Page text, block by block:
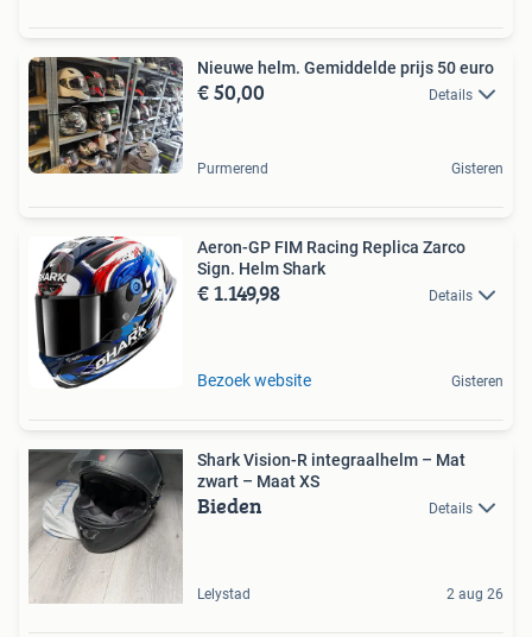
Nieuwe helm. Gemiddelde prijs 50 euro
€ 50,00 Details
Purmerend Gisteren
Aeron-GP FIM Racing Replica Zarco
Sign. Helm Shark
€ 1.149,98 Details
Bezoek website Gisteren
Shark Vision-R integraalhelm – Mat
zwart – Maat XS
Bieden Details
Lelystad 2 aug 26